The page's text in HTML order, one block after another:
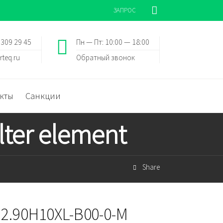
ЗАПРОС
Пн — Пт: 10:00 — 18:00
Обратный звонок
29 45
Санкции
element
Share
B00-0-M